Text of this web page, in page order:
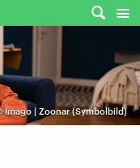
Imago | Zoonar (Symbolbild)